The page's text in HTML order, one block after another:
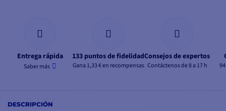
Entrega rápida
Saber más
133 puntos de fidelidad
Gana 1,33 € en recompensas
Consejos de expertos
Contáctenos de 8 a 17 h
DESCRIPCIÓN